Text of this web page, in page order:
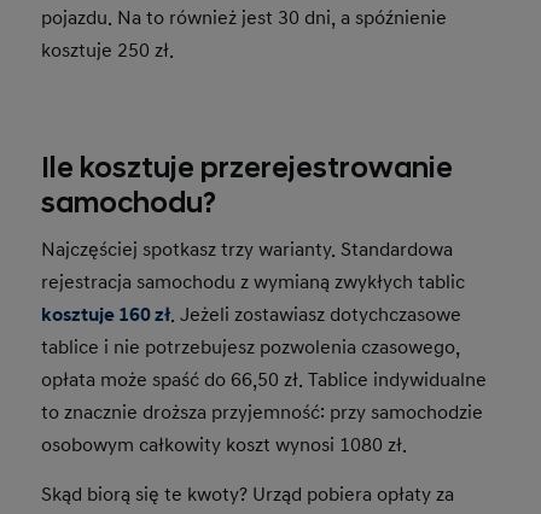
pojazdu. Na to również jest 30 dni, a spóźnienie
kosztuje 250 zł.
Ile kosztuje przerejestrowanie
samochodu?
Najczęściej spotkasz trzy warianty. Standardowa
rejestracja samochodu z wymianą zwykłych tablic
kosztuje 160 zł. Jeżeli zostawiasz dotychczasowe
tablice i nie potrzebujesz pozwolenia czasowego,
opłata może spaść do 66,50 zł. Tablice indywidualne
to znacznie droższa przyjemność: przy samochodzie
osobowym całkowity koszt wynosi 1080 zł.
Skąd biorą się te kwoty? Urząd pobiera opłaty za